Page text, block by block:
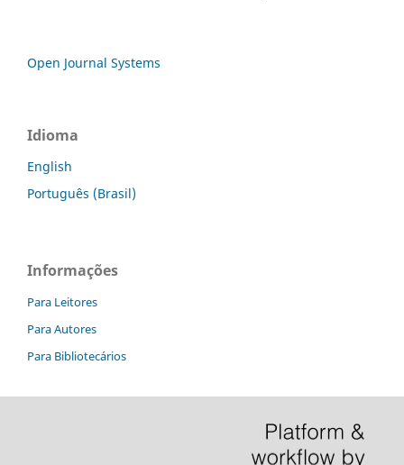
Open Journal Systems
Idioma
English
Português (Brasil)
Informações
Para Leitores
Para Autores
Para Bibliotecários